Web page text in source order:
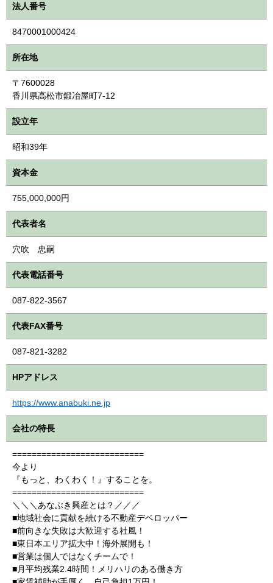
法人番号
8470001000424
所在地
〒7600028
香川県高松市鍛冶屋町7-12
設立年
昭和39年
資本金
755,000,000円
代表者名
穴吹 忠嗣
代表電話番号
087-822-3567
代表FAX番号
087-821-3282
HPアドレス
https://www.anabuki.ne.jp
会社の特長
===========================
今より
『もっと、わくわく！』することを。
===========================
＼＼＼あなぶき興産とは？／／／
■地域社会に貢献を続ける不動産デベロッパー
■前向きな失敗は大歓迎する社風！
■東日本エリア拡大中！海外展開も！
■営業は個人ではなくチームで！
■月平均残業2.4時間！メリハリのある働き方